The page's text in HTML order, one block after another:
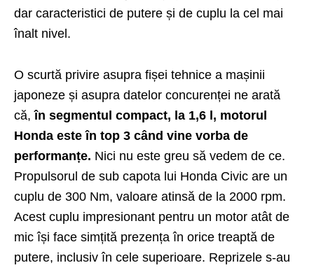
dar caracteristici de putere și de cuplu la cel mai
înalt nivel.
O scurtă privire asupra fișei tehnice a mașinii
japoneze și asupra datelor concurenței ne arată
că,în segmentul compact, la 1,6 l, motorul
Honda este în top 3 când vine vorba de
performanțe. Nici nu este greu să vedem de ce.
Propulsorul de sub capota lui Honda Civic are un
cuplu de 300 Nm, valoare atinsă de la 2000 rpm.
Acest cuplu impresionant pentru un motor atât de
mic își face simțită prezența în orice treaptă de
putere, inclusiv în cele superioare. Reprizele s-au